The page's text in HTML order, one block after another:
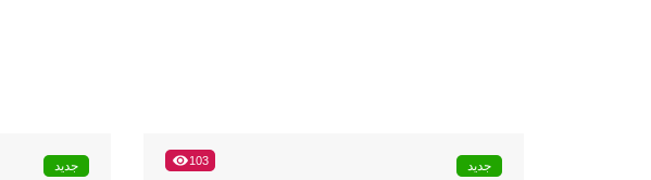
103 جديد جديد